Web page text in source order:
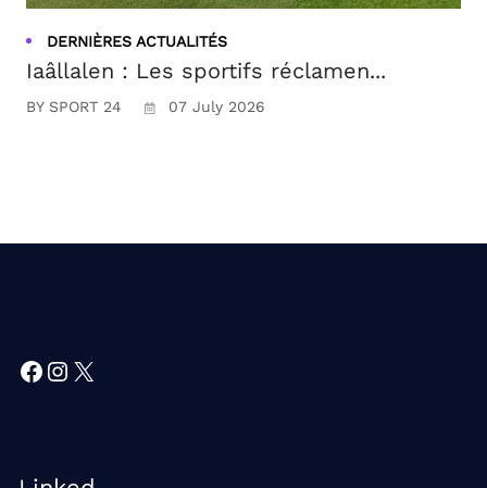
DERNIÈRES ACTUALITÉS
Iaâllalen : Les sportifs réclamen...
BY SPORT 24 07 July 2026
Facebook
Instagram
X